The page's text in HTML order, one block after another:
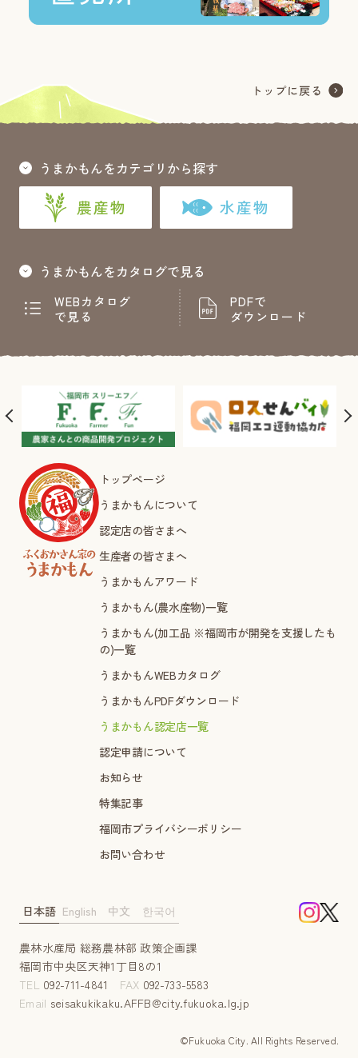
うまかもんをカテゴリから探す
農産物 水産物
うまかもんをカタログで見る
WEBカタログ
で見る
PDFで
ダウンロード
トップページ
うまかもんについて
認定店の皆さまへ
生産者の皆さまへ
うまかもんアワード
うまかもん(農水産物)一覧
うまかもん(加工品 ※福岡市が開発を支援したも
の)一覧
うまかもんWEBカタログ
うまかもんPDFダウンロード
うまかもん認定店一覧
認定申請について
お知らせ
特集記事
福岡市プライバシーポリシー
お問い合わせ
農林水産局 総務農林部 政策企画課
福岡市中央区天神1丁目8の1
TEL 092-711-4841 FAX 092-733-5583
Email seisakukikaku.AFFB@city.fukuoka.lg.jp
©Fukuoka City. AII Rights Reserved.
日本語 English 中文 한국어